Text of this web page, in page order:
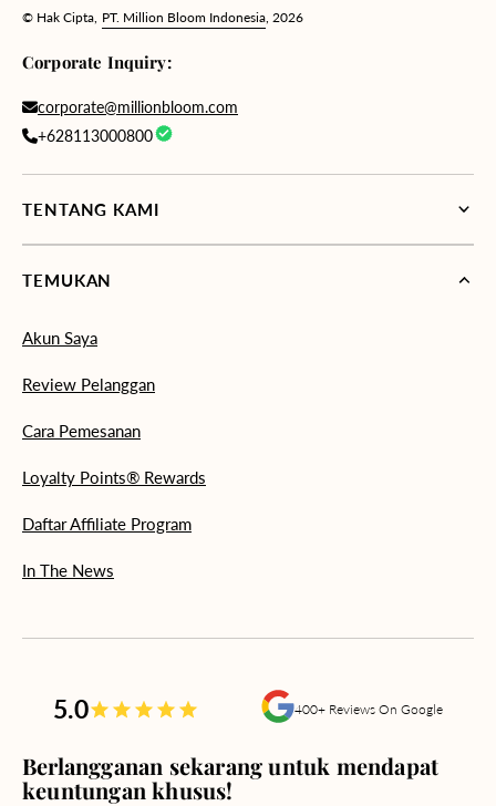
© Hak Cipta, PT. Million Bloom Indonesia , 2026
Corporate Inquiry:
corporate@millionbloom.com
+628113000800
TENTANG KAMI
TEMUKAN
Akun Saya
Review Pelanggan
Cara Pemesanan
Loyalty Points® Rewards
Daftar Affiliate Program
In The News
5.0 400+ Reviews On Google
Berlangganan sekarang untuk mendapat
keuntungan khusus!